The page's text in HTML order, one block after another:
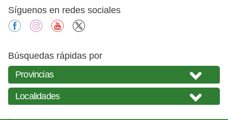
Síguenos en redes sociales
facebookinstagramyoutube
Búsquedas rápidas por